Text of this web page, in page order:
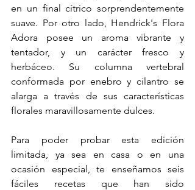
en un final cítrico sorprendentemente
suave. Por otro lado, Hendrick's Flora
Adora posee un aroma vibrante y
tentador, y un carácter fresco y
herbáceo. Su columna vertebral
conformada por enebro y cilantro se
alarga a través de sus características
florales maravillosamente dulces.
Para poder probar esta edición
limitada, ya sea en casa o en una
ocasión especial, te enseñamos seis
fáciles recetas que han sido